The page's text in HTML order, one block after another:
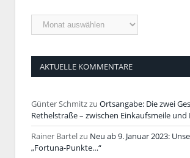
Ältere
Artikel
AKTUELLE KOMMENTARE
Günter Schmitzzu Ortsangabe: Die zwei
Rethelstraße – zwischen Einkaufsmeile und
Rainer Bartelzu Neu ab 9. Januar 2023:
„Fortuna-Punkte…“